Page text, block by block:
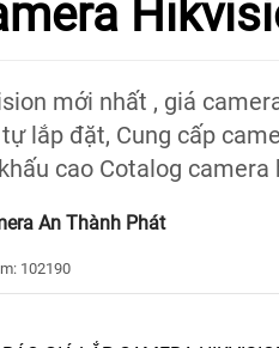
mới nhất , giá
lắp đặt, Cung cấp
cao Cotalog
An Thành Phát
102190